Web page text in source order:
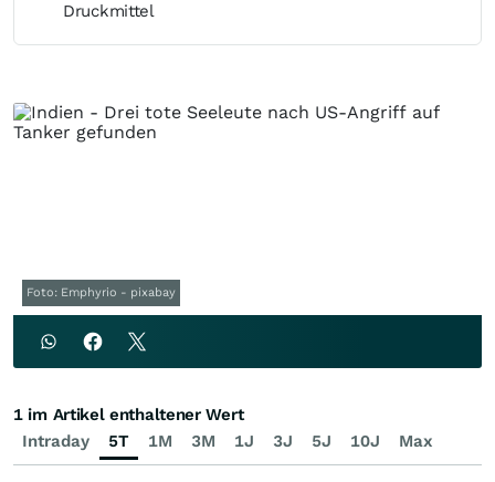
Druckmittel
Foto: Emphyrio - pixabay
Intraday 5T 1M 3M 1J 3J 5J 10J Max
1 im Artikel enthaltener Wert